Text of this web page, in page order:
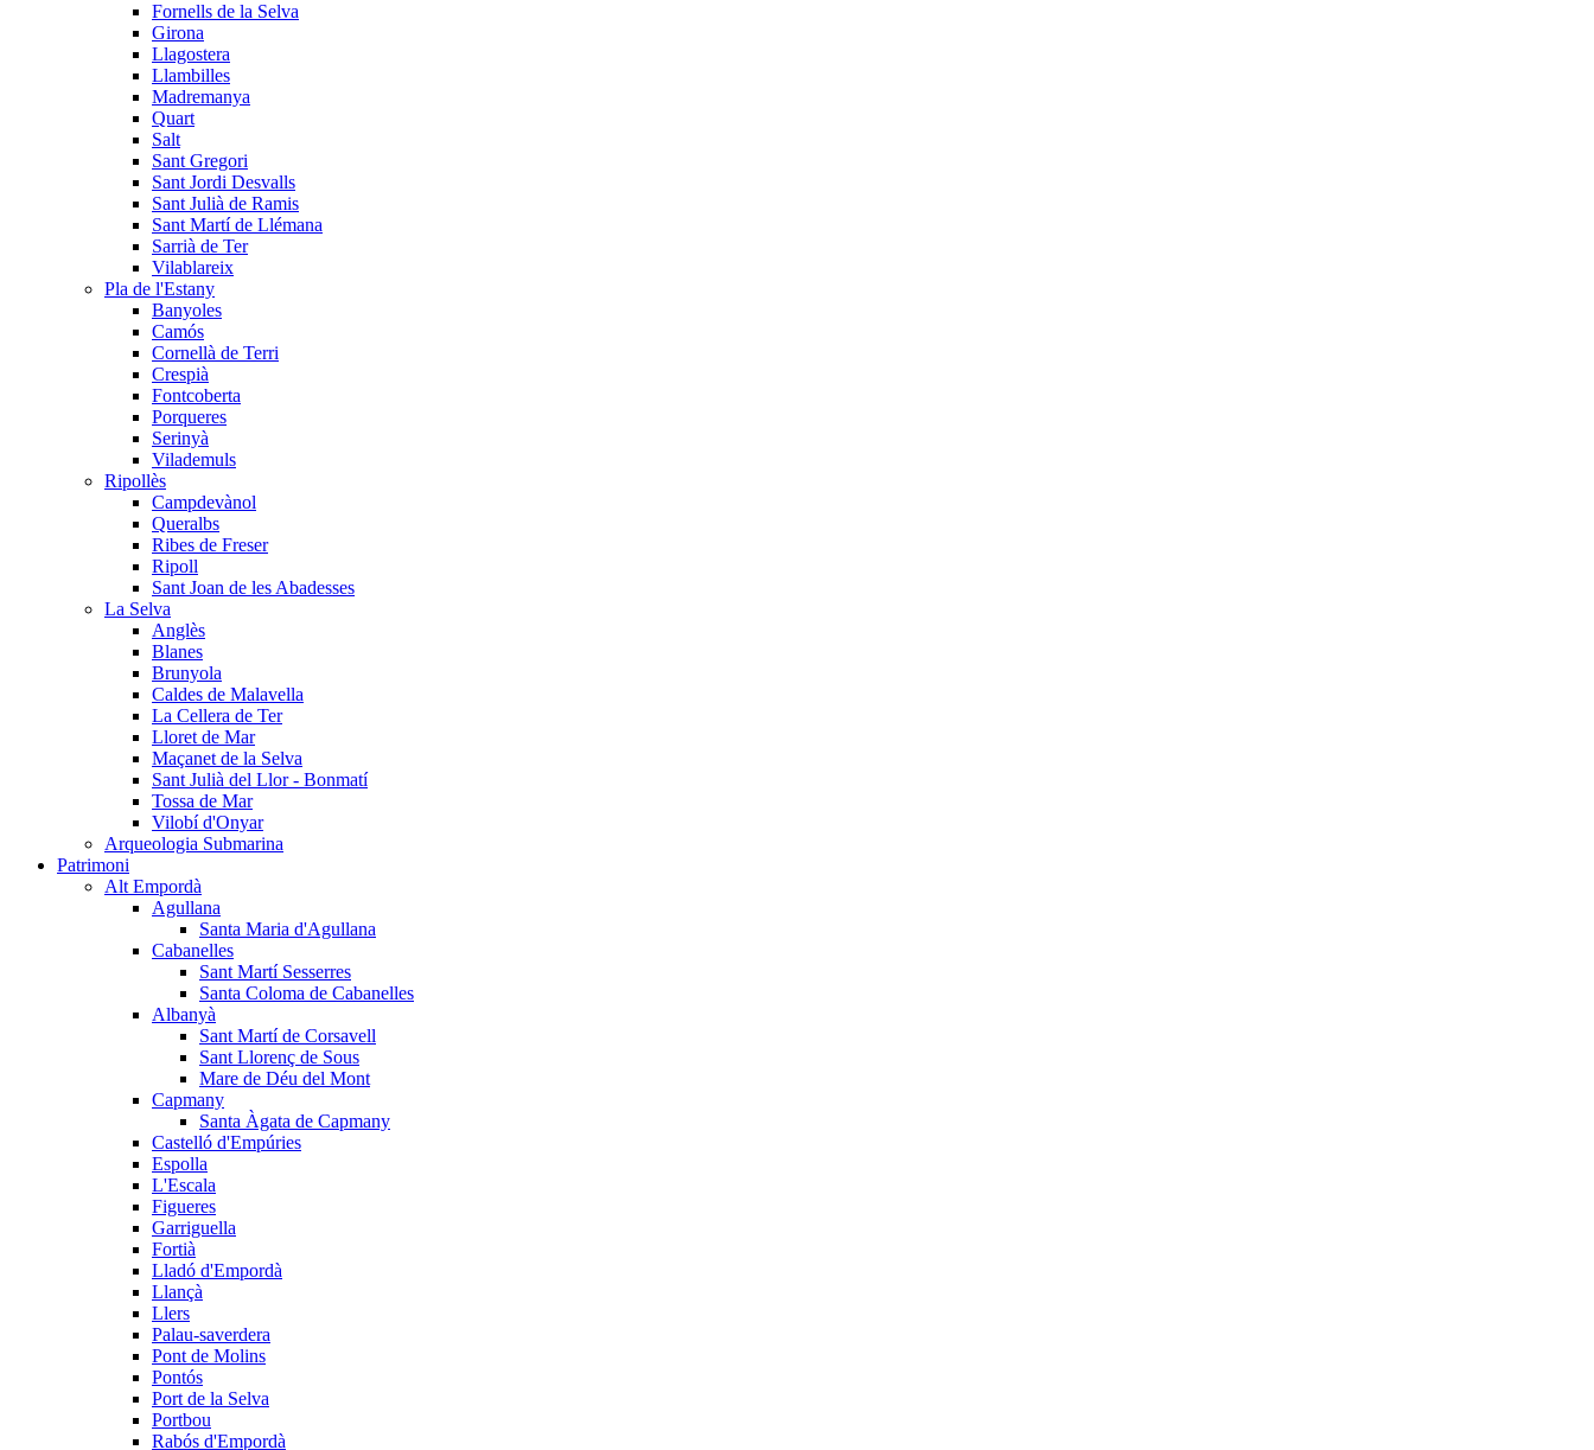
Fornells de la Selva
Girona
Llagostera
Llambilles
Madremanya
Quart
Salt
Sant Gregori
Sant Jordi Desvalls
Sant Julià de Ramis
Sant Martí de Llémana
Sarrià de Ter
Vilablareix
Pla de l'Estany
Banyoles
Camós
Cornellà de Terri
Crespià
Fontcoberta
Porqueres
Serinyà
Vilademuls
Ripollès
Campdevànol
Queralbs
Ribes de Freser
Ripoll
Sant Joan de les Abadesses
La Selva
Anglès
Blanes
Brunyola
Caldes de Malavella
La Cellera de Ter
Lloret de Mar
Maçanet de la Selva
Sant Julià del Llor - Bonmatí
Tossa de Mar
Vilobí d'Onyar
Arqueologia Submarina
Patrimoni
Alt Empordà
Agullana
Santa Maria d'Agullana
Cabanelles
Sant Martí Sesserres
Santa Coloma de Cabanelles
Albanyà
Sant Martí de Corsavell
Sant Llorenç de Sous
Mare de Déu del Mont
Capmany
Santa Àgata de Capmany
Castelló d'Empúries
Espolla
L'Escala
Figueres
Garriguella
Fortià
Lladó d'Empordà
Llançà
Llers
Palau-saverdera
Pont de Molins
Pontós
Port de la Selva
Portbou
Rabós d'Empordà